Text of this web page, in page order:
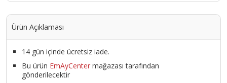
Ürün Açıklaması
14 gün içinde ücretsiz iade.
Bu ürün EmAyCenter mağazası tarafından
gönderilecektir